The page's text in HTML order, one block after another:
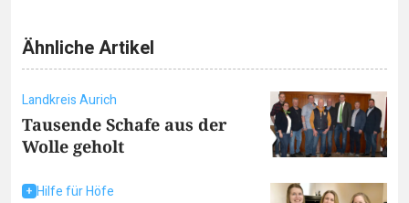
Ähnliche Artikel
Landkreis Aurich
Tausende Schafe aus der
Wolle geholt
Hilfe für Höfe